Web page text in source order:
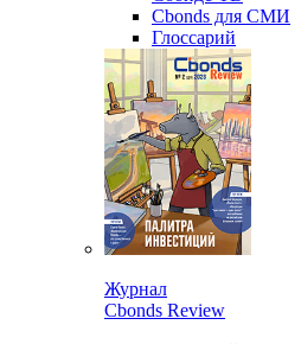
Новости & Research Hub
Новости рынка
Research Hub
Сбондс-ТВ
Cbonds для СМИ
Глоссарий